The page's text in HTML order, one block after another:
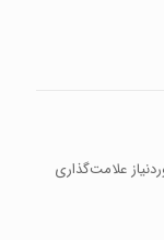
علامت‌گذاری